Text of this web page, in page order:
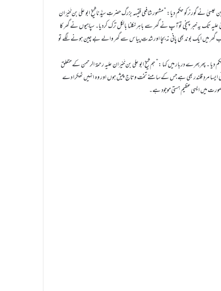
عیسیٰ نے گورنرکو حکم دیا: ” مشہور شافعی فقیہہ بزرگ حضرتِ سیِّدُنا شیخ ابو علی بن خَیْرَان
تک یہ خبر پہنچی توآپ نے گھر سے باہر نکلنا بالکل ترک کردیا۔ سپاہیوں نے گھر کا
گھر میں ایک بوند بھی پانی نہ بچا اور شدتِ پیاس سے گھر والے بے چین ہونے لگے تو
۔ پھربھرے دربار میں کہا :” ہم شیخ ابو علی بن خَیْرَان علیہ رحمۃ الرحمن کے متعلق
ایسا مردِ قلندر بھی ہے جس کے سامنے تخت وتاج پیش ہوں اور وہ انہیں ٹھکرا دے
صورت میں ایسی عظیم ہستی موجود ہے۔